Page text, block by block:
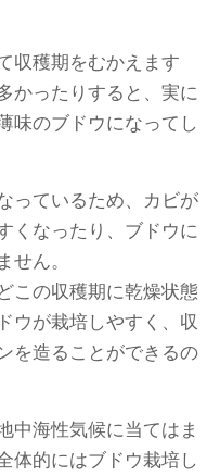
収穫期をむかえます
かったりすると、実に
味のブドウになってし
っているため、カビが
くなったり、ブドウに
せん。
この収穫期に乾燥状態
ウが栽培しやすく、収
を造ることができるの
中海性気候に当てはま
体的にはブドウ栽培し